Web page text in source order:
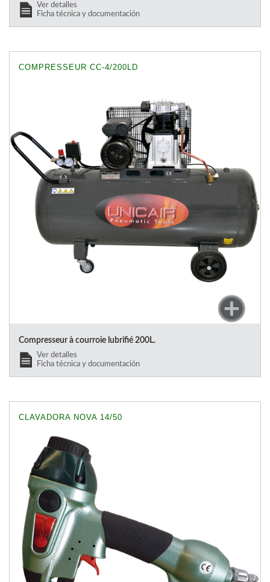
Ver detalles
Ficha técnica y documentación
COMPRESSEUR CC-4/200LD
Compresseur à courroie lubrifié 200L.
Ver detalles
Ficha técnica y documentación
CLAVADORA NOVA 14/50